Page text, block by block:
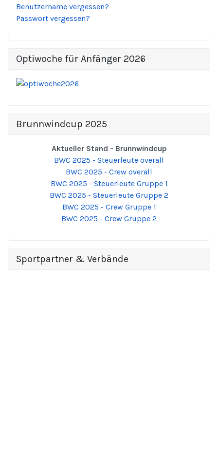
Benutzername vergessen?
Passwort vergessen?
Optiwoche für Anfänger 2026
Brunnwindcup 2025
Aktueller Stand - Brunnwindcup
BWC 2025 - Steuerleute overall
BWC 2025 - Crew overall
BWC 2025 - Steuerleute Gruppe 1
BWC 2025 - Steuerleute Gruppe 2
BWC 2025 - Crew Gruppe 1
BWC 2025 - Crew Gruppe 2
Sportpartner & Verbände